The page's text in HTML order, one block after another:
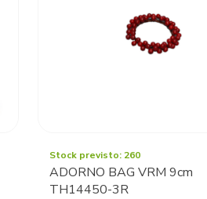
Stock previsto: 260
ADORNO BAG VRM 9cm
TH14450-3R